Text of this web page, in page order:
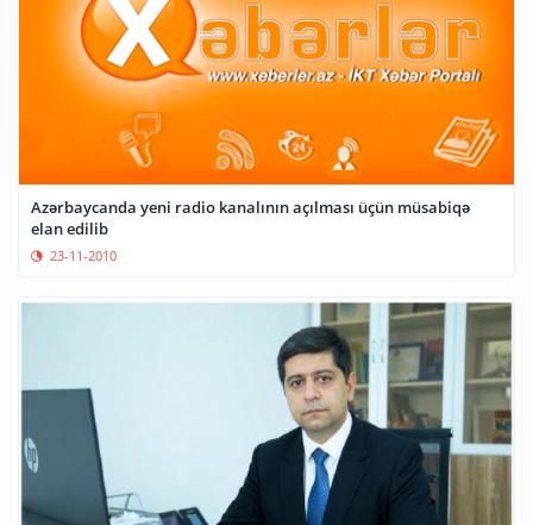
Azərbaycanda yeni radio kanalının açılması üçün müsabiqə
elan edilib
23-11-2010